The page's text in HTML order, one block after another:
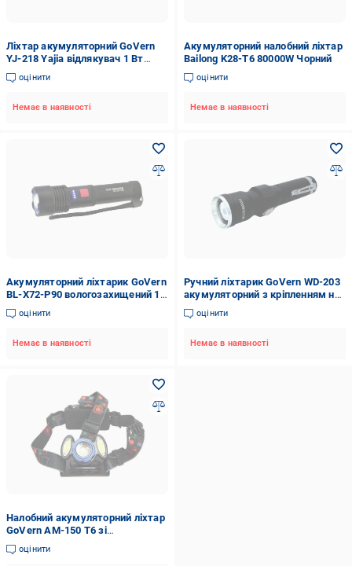
Ліхтар акумуляторний GoVern
YJ-218 Yajia відлякувач 1 Вт
Чорний (GV-1050)
оцінити
Немає в наявності
Акумуляторний налобний ліхтар
Bailong K28-T6 80000W Чорний
оцінити
Немає в наявності
Акумуляторний ліхтарик GoVern
BL-X72-P90 вологозахищений 15
Вт Чорний (GV-1047)
оцінити
Немає в наявності
Ручний ліхтарик GoVern WD-203
акумуляторний з кріпленням на
пояс Чорний (GV-1048)
оцінити
Немає в наявності
Налобний акумуляторний ліхтар
GoVern AM-150 T6 зі
світлодіодом Чорний (GV-1033)
оцінити